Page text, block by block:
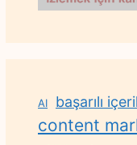
AI başarılı
content